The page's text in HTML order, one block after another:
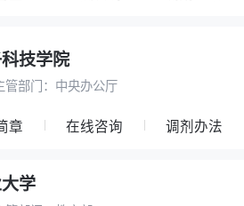
技学院
管部门： 中央办公厅
章 在线咨询 调剂办法
学